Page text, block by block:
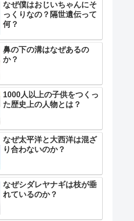
なぜ僕はおじいちゃんにそ
っくりなの？隔世遺伝って
何？
鼻の下の溝はなぜあるの
か？
1000人以上の子供をつくっ
た歴史上の人物とは？
なぜ太平洋と大西洋は混ざ
り合わないのか？
なぜシダレヤナギは枝が垂
れているのか？